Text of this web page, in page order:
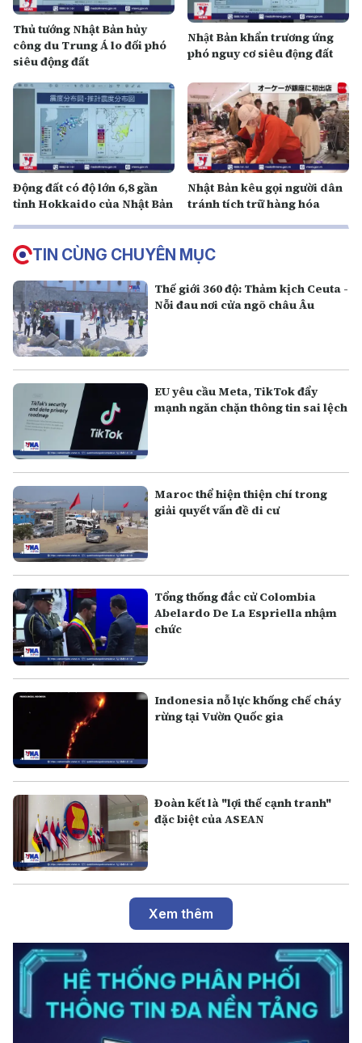
Thủ tướng Nhật Bản hủy
công du Trung Á lo đối phó
siêu động đất
Nhật Bản khẩn trương ứng
phó nguy cơ siêu động đất
Động đất có độ lớn 6,8 gần
tỉnh Hokkaido của Nhật Bản
Nhật Bản kêu gọi người dân
tránh tích trữ hàng hóa
TIN CÙNG CHUYÊN MỤC
Thế giới 360 độ: Thảm kịch Ceuta -
Nỗi đau nơi cửa ngõ châu Âu
EU yêu cầu Meta, TikTok đẩy
mạnh ngăn chặn thông tin sai lệch
Maroc thể hiện thiện chí trong
giải quyết vấn đề di cư
Tổng thống đắc cử Colombia
Abelardo De La Espriella nhậm
chức
Indonesia nỗ lực khống chế cháy
rừng tại Vườn Quốc gia
Đoàn kết là "lợi thế cạnh tranh"
đặc biệt của ASEAN
Xem thêm